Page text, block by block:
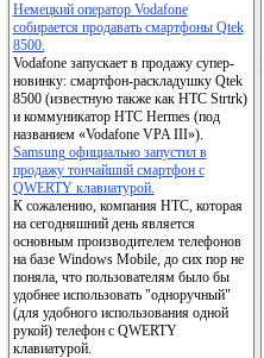
Немецкий оператор Vodafone
собирается продавать смартфоны Qtek
8500.
Vodafone запускает в продажу супер-
новинку: смартфон-раскладушку Qtek
8500 (известную также как HTC Strtrk)
и коммуникатор HTC Hermes (под
названием «Vodafone VPA III»).
Samsung официально запустил в
продажу тончайший смартфон с
QWERTY клавиатурой.
К сожалению, компания НТС, которая
на сегодняшний день является
основным производителем телефонов
на базе Windows Mobile, до сих пор не
поняла, что пользователям было бы
удобнее использовать "одноручный"
(для удобного использования одной
рукой) телефон с QWERTY
клавиатурой.